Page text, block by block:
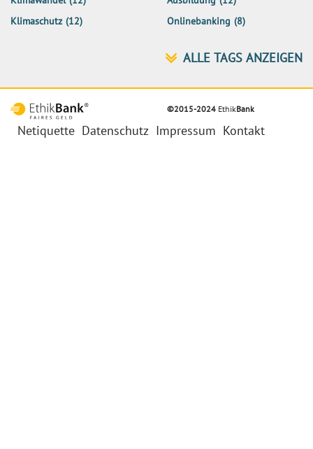
Klimaschutz (12) Onlinebanking (8)
©2015-2024 EthikBank
Netiquette Datenschutz Impressum Kontakt